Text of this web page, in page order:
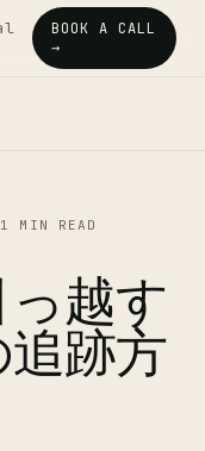
BOOK A CALL
→
1 MIN READ
越す
跡方